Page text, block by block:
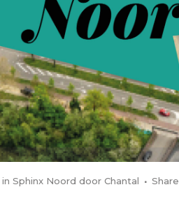
in Sphinx Noord door Chantal Share